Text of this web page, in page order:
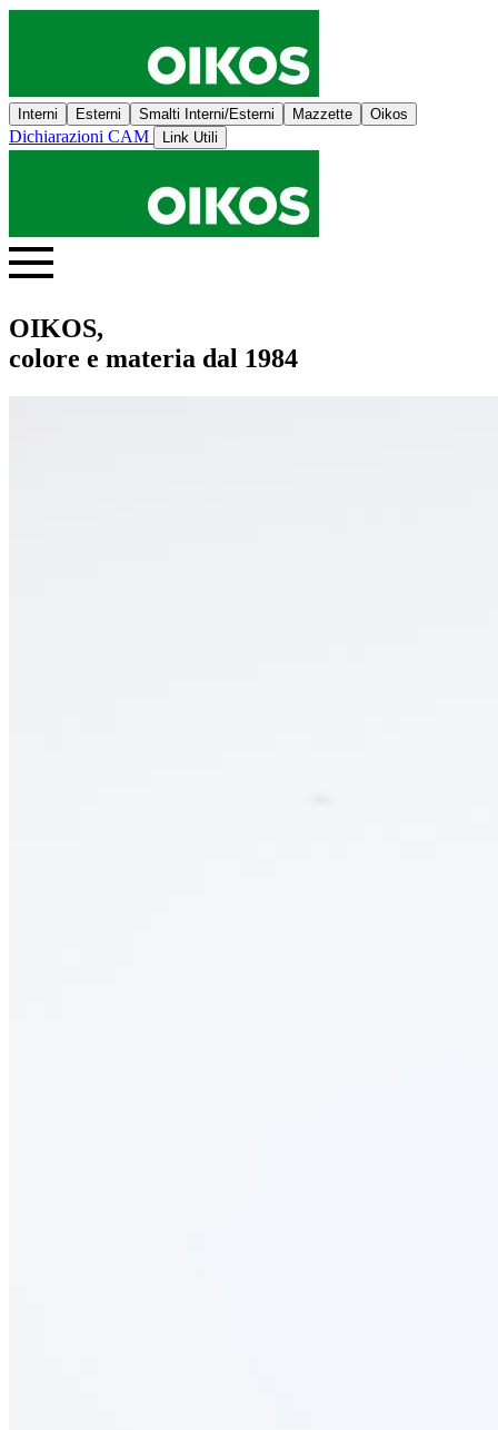
Interni Esterni Smalti Interni/Esterni Mazzette Oikos
Dichiarazioni CAM Link Utili
OIKOS,
colore e materia dal 1984